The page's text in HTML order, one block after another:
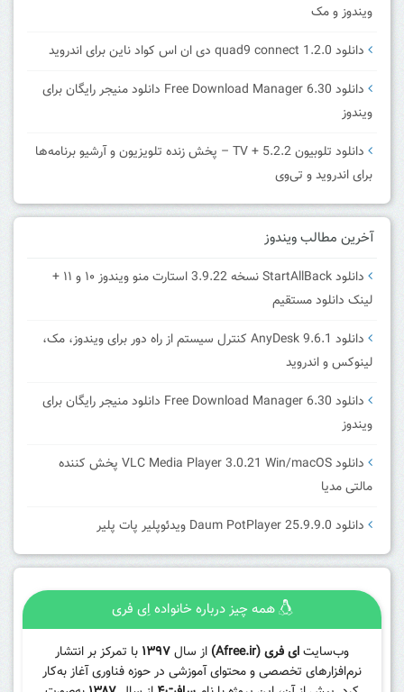
ویندوز و مک
دانلود quad9 connect 1.2.0 دی ان اس کواد ناین برای اندروید
دانلود Free Download Manager 6.30 دانلود منیجر رایگان برای
ویندوز
دانلود تلوبیون 5.2.2 + TV – پخش زنده تلویزیون و آرشیو برنامه‌ها
برای اندروید و تی‌وی
آخرین مطالب ویندوز
دانلود StartAllBack نسخه 3.9.22 استارت منو ویندوز ۱۰ و ۱۱ +
لینک دانلود مستقیم
دانلود AnyDesk 9.6.1 کنترل سیستم از راه دور برای ویندوز، مک،
لینوکس و اندروید
دانلود Free Download Manager 6.30 دانلود منیجر رایگان برای
ویندوز
دانلود VLC Media Player 3.0.21 Win/macOS پخش کننده
مالتی مدیا
دانلود Daum PotPlayer 25.9.9.0 ویدئوپلیر پات پلیر
همه چیز درباره خانواده اِی فری
وب‌سایتای فری (Afree.ir) از سال۱۳۹۷ با تمرکز بر انتشار
نرم‌افزارهای تخصصی و محتوای آموزشی در حوزه فناوری آغاز به‌کار